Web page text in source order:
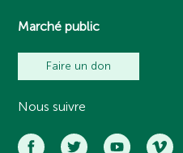
Marché public
Faire un don
Nous suivre